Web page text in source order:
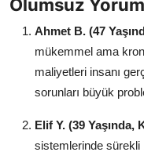
Olumsuz
Ahmet B. (47
mükemmel ama
maliyetleri insanı
sorunları büyük
Elif Y. (39 Yaşında,
sistemlerinde sürekli